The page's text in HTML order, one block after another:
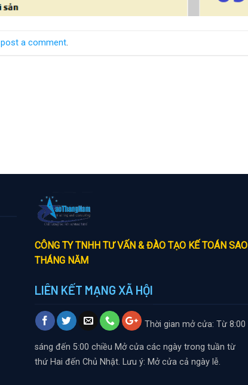
post a comment.
CÔNG TY TNHH TƯ VẤN & ĐÀO TẠO KẾ TOÁN SAO
THÁNG NĂM
LIÊN KẾT MẠNG XÃ HỘI
Thời gian mở cửa: Từ 8:00
sáng đến 5:00 chiều Mở cửa các ngày trong tuần từ
thứ Hai đến Chủ Nhật. Lưu ý: Mở cửa cả ngày lễ.